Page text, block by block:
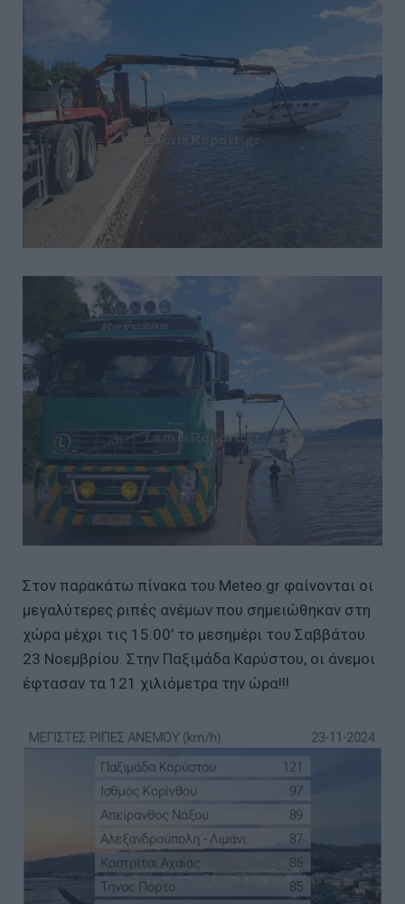
Στον παρακάτω πίνακα του Meteo.gr φαίνονται οι
μεγαλύτερες ριπές ανέμων που σημειώθηκαν στη
χώρα μέχρι τις 15:00’ το μεσημέρι του Σαββάτου
23 Νοεμβρίου. Στην Παξιμάδα Καρύστου, οι άνεμοι
έφτασαν τα 121 χιλιόμετρα την ώρα!!!